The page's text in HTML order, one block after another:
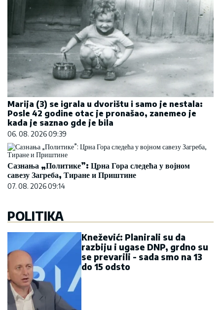
Marija (3) se igrala u dvorištu i samo je nestala:
Posle 42 godine otac je pronašao, zanemeo je
kada je saznao gde je bila
06. 08. 2026 09:39
Сазнања „Политике”: Црна Гора следећа у војном
савезу Загреба, Тиране и Приштине
07. 08. 2026 09:14
POLITIKA
Knežević: Planirali su da
razbiju i ugase DNP, grdno su
se prevarili - sada smo na 13
do 15 odsto